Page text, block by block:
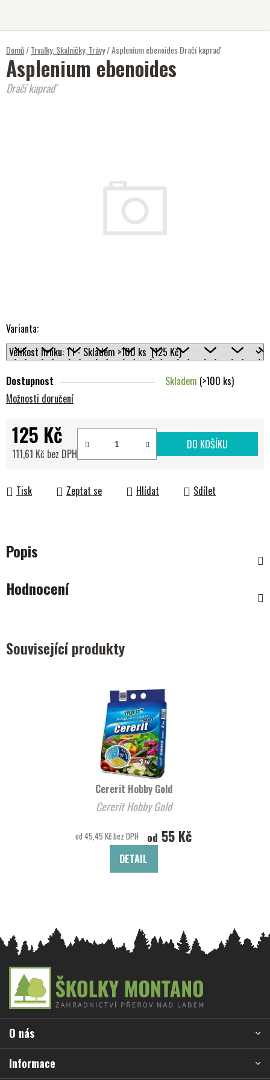
Domů/Trvalky, Skalničky, Trávy/Asplenium ebenoidesDračí kapraď
Varianta:
Dostupnost Skladem (>100 ks)
Možnosti doručení
125 Kč
111,61 Kč bez DPH
DO KOŠÍKU
Tisk Zeptat se Hlídat Sdílet
Asplenium ebenoides
Dračí kapraď
Popis
Hodnocení
Související produkty
Cererit Hobby Gold
Cererit Hobby Gold
od 45,45 Kč bez DPH od 55 Kč
DETAIL
a
í
O nás
Informace